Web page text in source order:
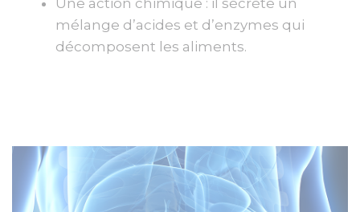
Une action chimique : il sécrète un
mélange d’acides et d’enzymes qui
décomposent les aliments.